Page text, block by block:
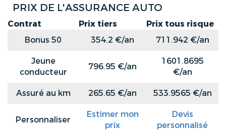
PRIX DE L'ASSURANCE AUTO
Contrat Prix tiers
Prix tous risque
Bonus 50
354.2 €/an
711.942 €/an
Jeune
conducteur
796.95 €/an
1601.8695
€/an
Assuré au km
265.65 €/an 533.9565 €/an
Personnaliser
Estimer mon
prix
Devis
personnalisé